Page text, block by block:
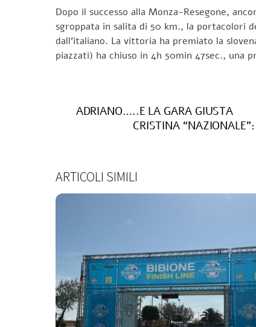
Dopo il successo alla Monza-Resegone,
sgroppata in salita di 50 km., la portacolori
dall’italiano. La vittoria ha premiato la
piazzati) ha chiuso in 4h 50min 47sec.,
ADRIANO…..E LA GARA GIUSTA
CRISTINA
ARTICOLI SIMILI